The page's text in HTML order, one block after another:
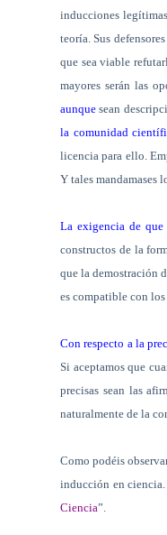
inducciones
teoría. Sus
que sea viable
mayores serán las
aunque sean
la comunidad
licencia para ello.
Y tales mandamases
La exigencia de que
constructos de la
que la demostración
es compatible con
Con respecto a la
Si aceptamos que
precisas sean las
naturalmente de la
Como podéis
inducción en
Ciencia”.